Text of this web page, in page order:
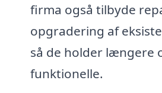
firma også tilbyde
opgradering af
så de holder længere
funktionelle.